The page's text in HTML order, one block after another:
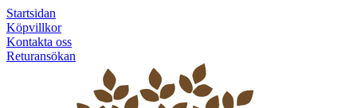
Startsidan
Köpvillkor
Kontakta oss
Returansökan